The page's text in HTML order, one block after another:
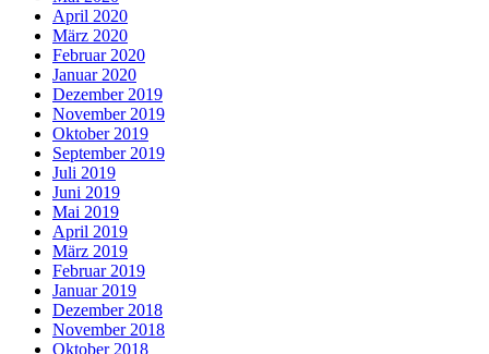
April 2020
März 2020
Februar 2020
Januar 2020
Dezember 2019
November 2019
Oktober 2019
September 2019
Juli 2019
Juni 2019
Mai 2019
April 2019
März 2019
Februar 2019
Januar 2019
Dezember 2018
November 2018
Oktober 2018